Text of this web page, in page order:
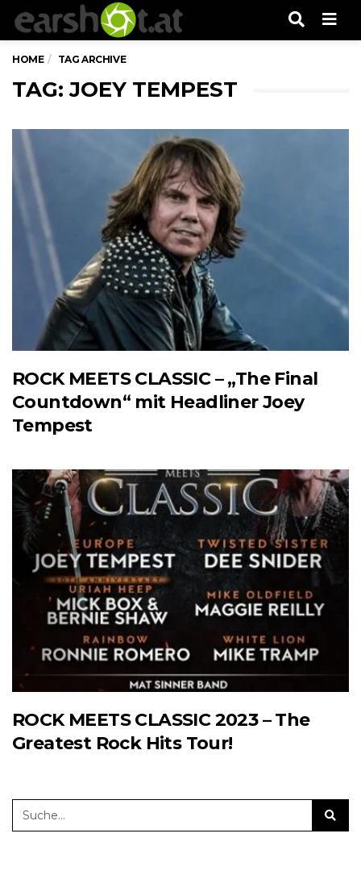
HOME TAG ARCHIVE
TAG: JOEY TEMPEST
ROCK MEETS CLASSIC – „The Final
Countdown“ mit Headliner Joey
Tempest
ROCK MEETS CLASSIC 2023 – The
Greatest Rock Hits Tour!